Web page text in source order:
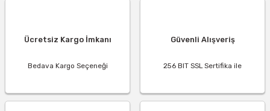
Ücretsiz Kargo İmkanı
Bedava Kargo Seçeneği
Güvenli Alışveriş
256 BIT SSL Sertifika ile